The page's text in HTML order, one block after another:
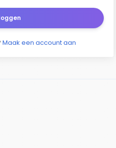
Maak een account aan